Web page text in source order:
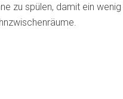
zu spülen, damit ein